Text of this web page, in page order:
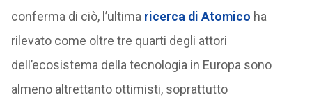
conferma di ciò, l’ultima ricerca di Atomico ha
rilevato come oltre tre quarti degli attori
dell’ecosistema della tecnologia in Europa sono
almeno altrettanto ottimisti, soprattutto